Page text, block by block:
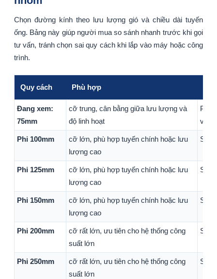
Chọn đường kính theo lưu lượng gió và chiều dài tuyến
ống. Bảng này giúp người mua so sánh nhanh trước khi gọi
tư vấn, tránh chọn sai quy cách khi lắp vào máy hoặc công
trình.
Quy cách Phù hợp
Đang xem:
75mm
cỡ trung, cân bằng giữa lưu lượng và
độ linh hoạt
Phù
với
Phi 100mm
cỡ lớn, phù hợp tuyến chính hoặc lưu
lượng cao
Sản
Phi 125mm
cỡ lớn, phù hợp tuyến chính hoặc lưu
lượng cao
Sản
Phi 150mm
cỡ lớn, phù hợp tuyến chính hoặc lưu
lượng cao
Sản
Phi 200mm
cỡ rất lớn, ưu tiên cho hệ thống công
suất lớn
Sản
Phi 250mm
cỡ rất lớn, ưu tiên cho hệ thống công
suất lớn
Sản